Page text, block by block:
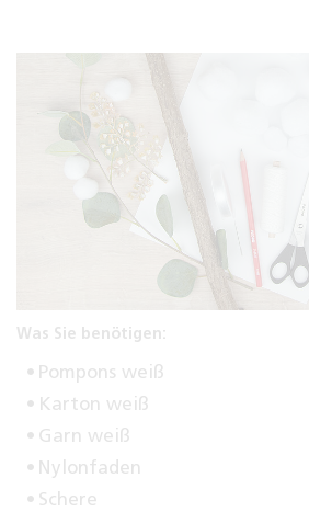
Was Sie benötigen:
Pompons weiß
Karton weiß
Garn weiß
Nylonfaden
Schere